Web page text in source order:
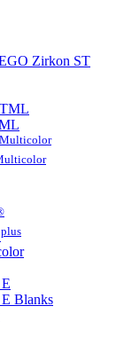
Zirkon ST
plus
Blanks